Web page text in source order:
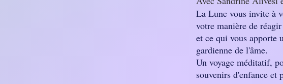
La Lune vous invite à
votre manière de
et ce qui vous apporte
gardienne de l'âme.
Un voyage méditatif,
souvenirs d'enfance et